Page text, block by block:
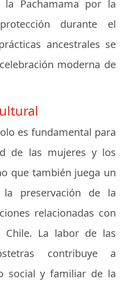
la Pachamama por la
durante el
ancestrales se
moderna de
es fundamental para
de las mujeres y los
que también juega un
preservación de la
relacionadas con
Chile. La labor de las
contribuye a
social y familiar de la